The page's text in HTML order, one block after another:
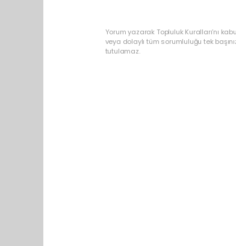
Yorum yazarak Topluluk Kuralları’nı
veya dolaylı tüm sorumluluğu tek
tutulamaz.